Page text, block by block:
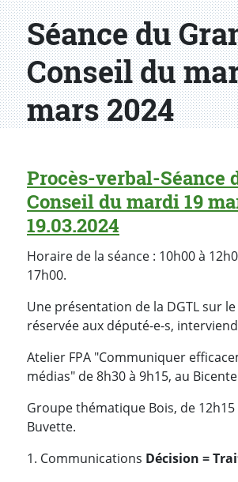
Séance du
Conseil du
mars 2024
Procès-verbal-Séance
Conseil du mardi 19
19.03.2024
Horaire de la séance : 10h00 à
17h00.
Une présentation de la DGTL sur le
réservée aux député-e-s,
Atelier FPA "Communiquer
médias" de 8h30 à 9h15, au
Groupe thématique Bois, de 12h15
Buvette.
1. Communications Décision =